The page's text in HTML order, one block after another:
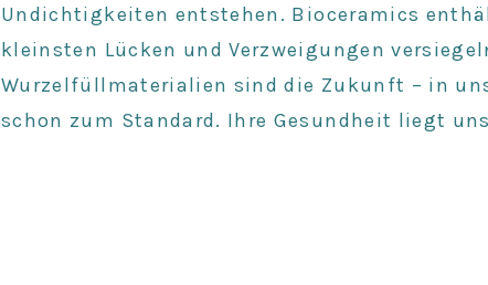
Undichtigkeiten entstehen. Bioceramics
kleinsten Lücken und Verzweigungen
Wurzelfüllmaterialien sind die Zukunft – in
schon zum Standard. Ihre Gesundheit liegt